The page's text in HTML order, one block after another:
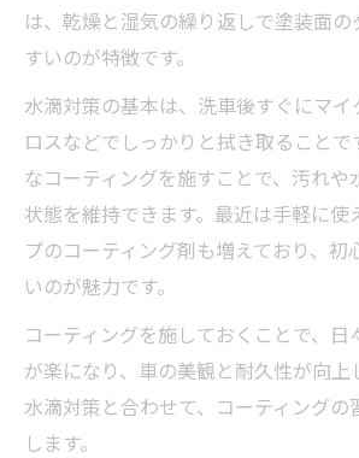
は、乾燥と湿気の繰り返しで塗装面
すいのが特徴です。
水滴対策の基本は、洗車後すぐにマイ
ロスなどでしっかりと拭き取ることで
なコーティングを施すことで、汚れや
状態を維持できます。最近は手軽に使
プのコーティング剤も増えており、初
いのが魅力です。
コーティングを施しておくことで、日
が楽になり、車の美観と耐久性が向上
水滴対策と合わせて、コーティングの
します。